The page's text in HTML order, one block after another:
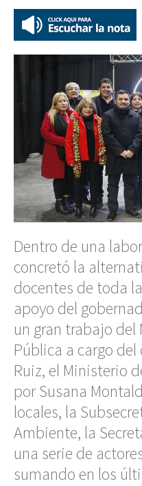
Dentro de una
concretó la
docentes de toda
apoyo del
un gran trabajo
Pública a cargo
Ruiz, el Ministerio
por Susana
locales, la
Ambiente, la
una serie de
sumando en los